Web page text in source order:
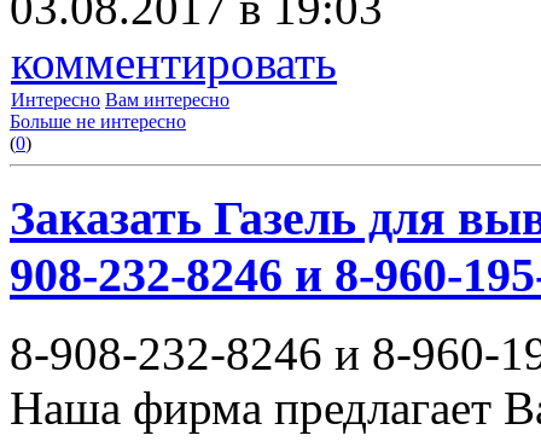
комментировать
Интересно Вам интересно
Больше не интересно
(0)
Заказать Газель для
908-232-8246 и 8-960-
8-908-232-8246 и 8-960-
Наша фирма предлагает